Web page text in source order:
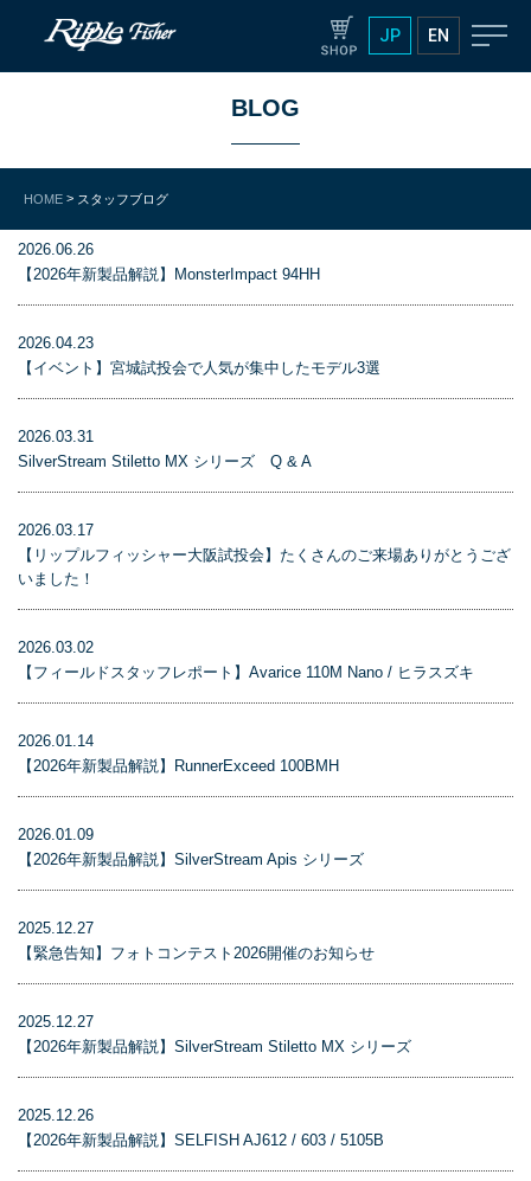
JP EN
BLOG
HOME > スタッフブログ
2026.06.26
【2026年新製品解説】MonsterImpact 94HH
2026.04.23
【イベント】宮城試投会で人気が集中したモデル3選
2026.03.31
SilverStream Stiletto MX シリーズ Q & A
2026.03.17
【リップルフィッシャー大阪試投会】たくさんのご来場ありがとうござ
いました！
2026.03.02
【フィールドスタッフレポート】Avarice 110M Nano / ヒラスズキ
2026.01.14
【2026年新製品解説】RunnerExceed 100BMH
2026.01.09
【2026年新製品解説】SilverStream Apis シリーズ
2025.12.27
【緊急告知】フォトコンテスト2026開催のお知らせ
2025.12.27
【2026年新製品解説】SilverStream Stiletto MX シリーズ
2025.12.26
【2026年新製品解説】SELFISH AJ612 / 603 / 5105B